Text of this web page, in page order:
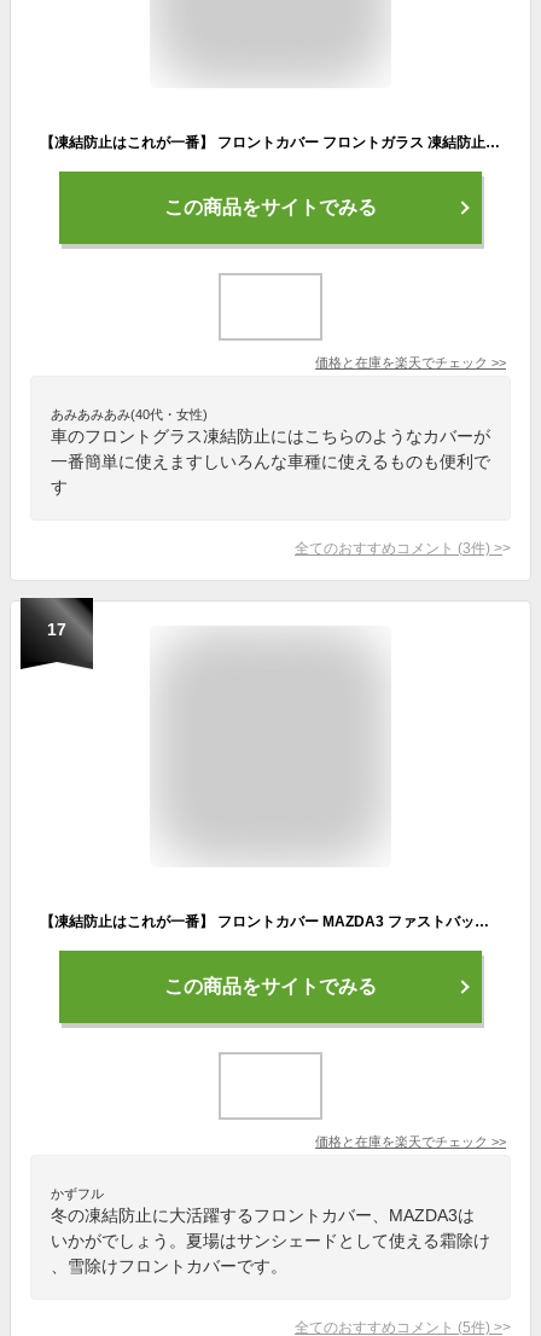
【凍結防止はこれが一番】 フロントカバー フロントガラス 凍結防止 カバー 凍結防止 シート フロント サンシェード 霜除け 霜よけ 日よけ 日除け 雪 霜 SUV 軽自動車 普通車 ミニバン 車 紫外線 uv 断熱 遮光 夏 冬 オールシーズン LotNo.01
この商品をサイトでみる
価格と在庫を楽天でチェック >>
あみあみあみ(40代・女性)
車のフロントグラス凍結防止にはこちらのようなカバーが
一番簡単に使えますしいろんな車種に使えるものも便利で
す
全てのおすすめコメント (3件) >
17
【凍結防止はこれが一番】 フロントカバー MAZDA3 ファストバック マツダ3 BP5P BPFP BP8P BPEP フロントガラス 凍結防止 カバー 凍結防止 シート フロント サンシェード 霜除け 霜よけ 日よけ 日除け 雪 霜 車 紫外線 uv 断熱 遮光 夏 冬 オールシーズン LotNo.01
この商品をサイトでみる
価格と在庫を楽天でチェック >>
かずフル
冬の凍結防止に大活躍するフロントカバー、MAZDA3は
いかがでしょう。夏場はサンシェードとして使える霜除け
、雪除けフロントカバーです。
全てのおすすめコメント (5件) >